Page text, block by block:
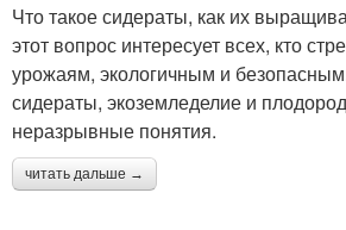
Что такое сидераты, как их
этот вопрос интересует всех, кто
урожаям, экологичным и
сидераты, экоземледелие и
неразрывные понятия.
читать дальше →